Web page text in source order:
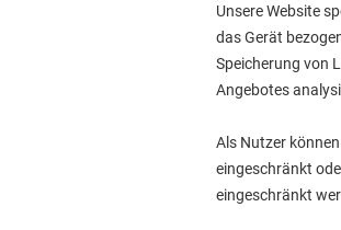
Unsere Website
das Gerät
Speicherung von
Angebotes
Als Nutzer
eingeschränkt
eingeschränkt